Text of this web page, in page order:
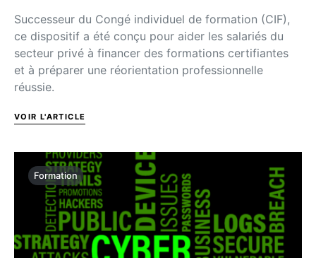
Successeur du Congé individuel de formation (CIF),
ce dispositif a été conçu pour aider les salariés du
secteur privé à financer des formations certifiantes
et à préparer une réorientation professionnelle
réussie.
VOIR L'ARTICLE
Formation